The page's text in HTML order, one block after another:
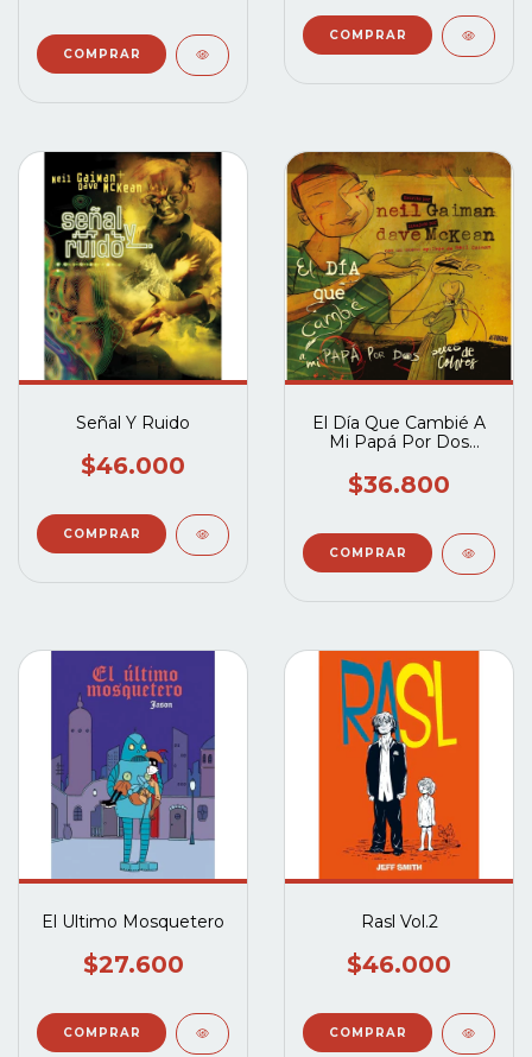
Señal Y Ruido
$46.000
El Día Que Cambié A
Mi Papá Por Dos
$36.800
El Ultimo Mosquetero
$27.600
Rasl Vol.2
$46.000